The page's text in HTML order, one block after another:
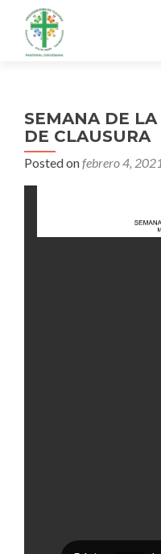
SEMANA DE
DE CLAUSURA
Posted onfebrero 4, 2021